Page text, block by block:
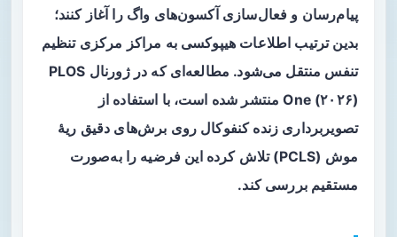
پیام‌رسان و فعال‌سازی آکسون‌های واگ را آغاز کنند؛
بدین ترتیب اطلاعات هیپوکسی به مراکز مرکزی تنظیم
تنفس منتقل می‌شود. مطالعه‌ای که در ژورنال PLOS
One (۲۰۲۶) منتشر شده است، با استفاده از
تصویربرداری زنده کنفوکال روی برش‌های دقیق ریهٔ
موش (PCLS) تلاش کرده این فرضیه را به‌صورت
مستقیم بررسی کند.